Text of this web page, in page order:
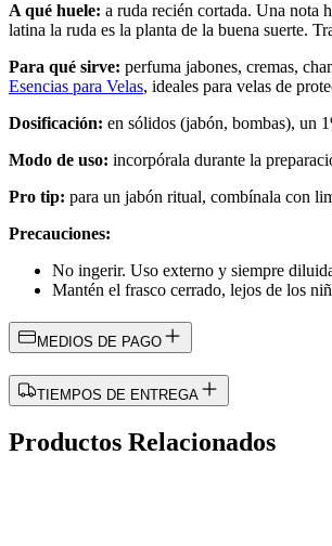
A qué huele: a ruda recién cortada. Una nota
latina la ruda es la planta de la buena suerte.
Para qué sirve: perfuma jabones, cremas,
Esencias para Velas, ideales para velas de
Dosificación: en sólidos (jabón, bombas), un
Modo de uso: incorpórala durante la
Pro tip: para un jabón ritual, combínala con
Precauciones:
No ingerir. Uso externo y siempre
Mantén el frasco cerrado, lejos de los
MEDIOS DE PAGO
TIEMPOS DE ENTREGA
Productos Relacionados